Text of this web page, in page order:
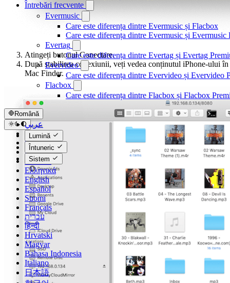
Întrebări frecvente
Evermusic
Care este diferența dintre Evermusic și Flacbox
Care este diferența dintre Evermusic și Evermusic
Evertag
Care este diferența dintre Evertag și Evertag
Evervideo
Care este diferența dintre Evervideo și Evervideo
Flacbox
Care este diferența dintre Flacbox și Flacbox
Română
عربي
Català
Čeština
Dansk
Deutsch
Ελληνικά
English
Español
Suomi
Français
עברית
हिन्दी
Hrvatski
Magyar
Bahasa Indonesia
Italiano
日本語
Lumină
Întuneric
Sistem
Atingeți butonul Conectare.
După stabilirea conexiunii, veți vedea conținutul iPhone-ului în
Mac Finder.